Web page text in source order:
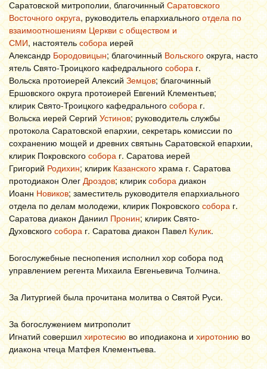
Саратовской митрополии, благочинный Саратовского
Восточного округа, руководитель епархиального отдела по
взаимоотношениям Церкви с обществом и
СМИ, настоятельсобора иерей
Александр Бородовицын; благочинный Вольскогоокруга, насто
ятель Свято-Троицкого кафедрального собора г.
Вольска протоиерей Алексий Земцов; благочинный
Ершовского округа протоиерей Евгений Клементьев;
клирик Свято-Троицкого кафедрального собора г.
Вольска иерей Сергий Устинов; руководитель службы
протокола Саратовской епархии, секретарь комиссии по
сохранению мощей и древних святынь Саратовской епархии,
клирик Покровского собора г. Саратова иерей
Григорий Родихин; клирик Казанского храма г. Саратова
протодиакон ОлегДроздов; клирик собора диакон
Иоанн Новиков; заместитель руководителя епархиального
отдела по делам молодежи, клирик Покровского собораг.
Саратова диакон ДаниилПронин; клирик Свято-
Духовскогособора г. Саратова диакон Павел Кулик.
Богослужебные песнопения исполнил хор собора под
управлением регента Михаила Евгеньевича Толчина.
За Литургией была прочитана молитва о Святой Руси.
За богослужением митрополит
Игнатий совершилхиротесиюво иподиакона и хиротониюво
диакона чтеца Матфея Клементьева.